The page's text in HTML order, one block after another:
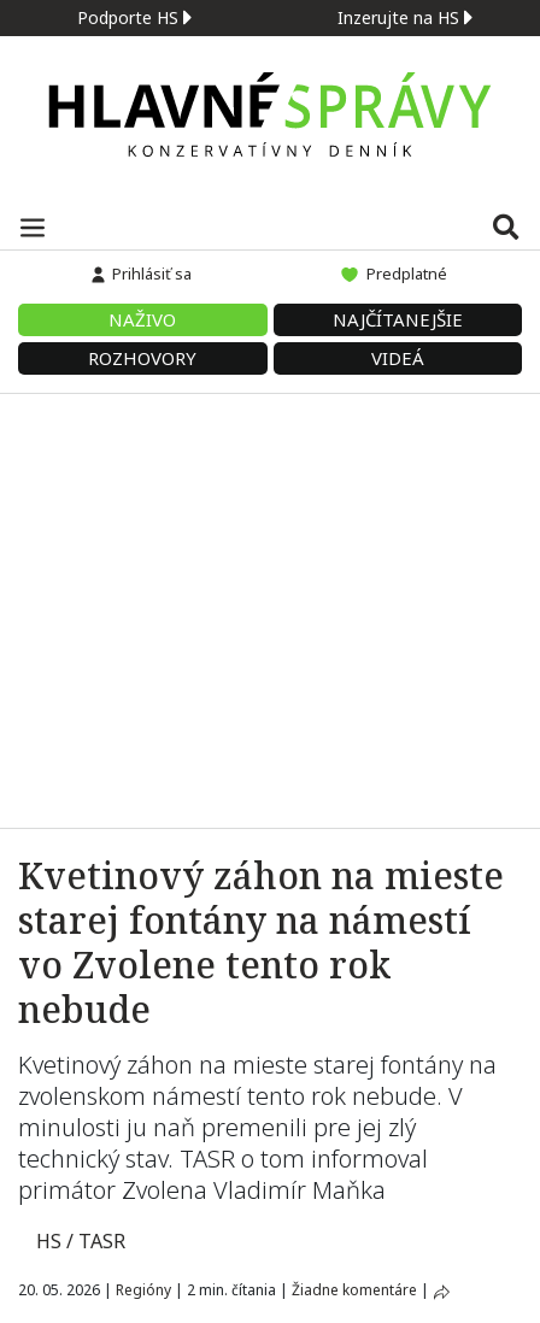
Podporte HS Inzerujte na HS
Prihlásiť sa Predplatné
NAŽIVO
NAJČÍTANEJŠIE
ROZHOVORY
VIDEÁ
Kvetinový záhon na mieste
starej fontány na námestí
vo Zvolene tento rok
nebude
Kvetinový záhon na mieste starej fontány na
zvolenskom námestí tento rok nebude. V
minulosti ju naň premenili pre jej zlý
technický stav. TASR o tom informoval
primátor Zvolena Vladimír Maňka
HS / TASR
20. 05. 2026 | Regióny | 2 min. čítania | Žiadne komentáre |